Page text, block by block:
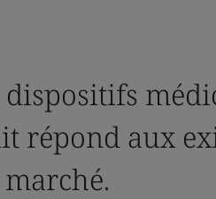
répond aux